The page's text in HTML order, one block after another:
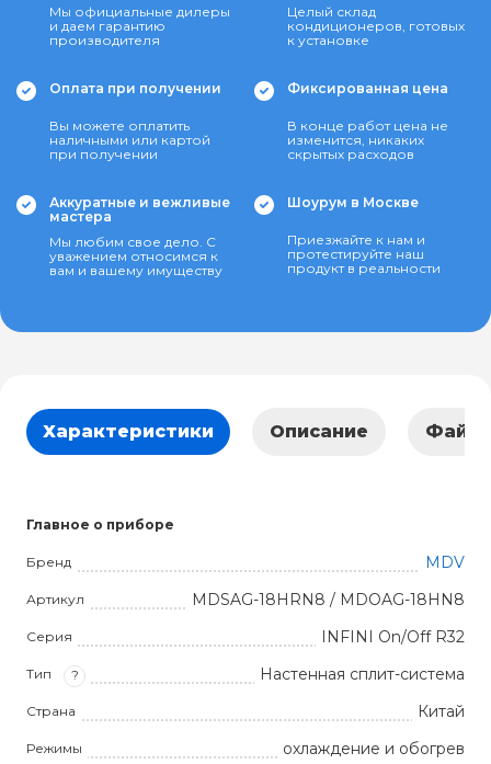
Мы официальные дилеры
и даем гарантию
производителя
Целый склад
кондиционеров, готовых
к установке
Оплата при получении
Вы можете оплатить
наличными или картой
при получении
Фиксированная цена
В конце работ цена не
изменится, никаких
скрытых расходов
Аккуратные и вежливые
мастера
Мы любим свое дело. С
уважением относимся к
вам и вашему имуществу
Шоурум в Москве
Приезжайте к нам и
протестируйте наш
продукт в реальности
Характеристики Описание
Главное о приборе
Бренд MDV
Артикул MDSAG-18HRN8 / MDOAG-18HN8
Серия INFINI On/Off R32
Тип ? Настенная сплит-система
Страна Китай
Режимы охлаждение и обогрев